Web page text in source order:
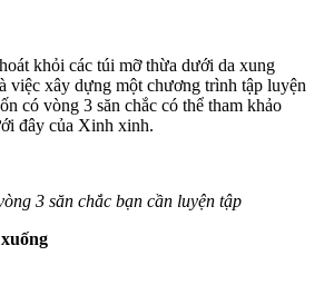
khỏi các túi mỡ thừa dưới da xung
việc xây dựng một chương trình tập luyện
có vòng 3 săn chắc có thể tham khảo
đây của Xinh xinh.
3 săn chắc bạn cần luyện tập